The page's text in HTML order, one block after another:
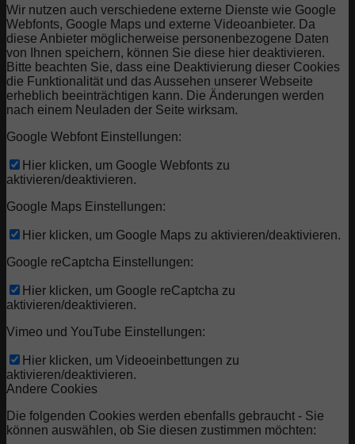
Wir nutzen auch verschiedene externe Dienste wie Google
Webfonts, Google Maps und externe Videoanbieter. Da
diese Anbieter möglicherweise personenbezogene Daten
von Ihnen speichern, können Sie diese hier deaktivieren.
Bitte beachten Sie, dass eine Deaktivierung dieser Cookies
die Funktionalität und das Aussehen unserer Webseite
erheblich beeinträchtigen kann. Die Änderungen werden
nach einem Neuladen der Seite wirksam.
Google Webfont Einstellungen:
Hier klicken, um Google Webfonts zu
aktivieren/deaktivieren.
Google Maps Einstellungen:
Hier klicken, um Google Maps zu aktivieren/deaktivieren.
Google reCaptcha Einstellungen:
Hier klicken, um Google reCaptcha zu
aktivieren/deaktivieren.
Vimeo und YouTube Einstellungen:
Hier klicken, um Videoeinbettungen zu
aktivieren/deaktivieren.
Andere Cookies
Die folgenden Cookies werden ebenfalls gebraucht - Sie
können auswählen, ob Sie diesen zustimmen möchten: